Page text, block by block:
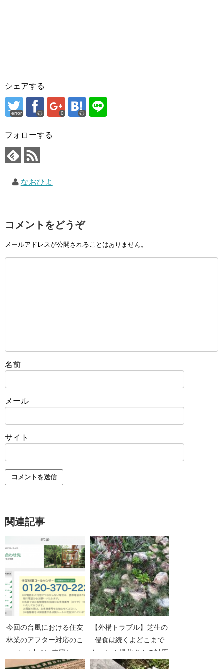
シェアする
error 0
フォローする
なおひよ
コメントをどうぞ
メールアドレスが公開されることはありません。
名前
メール
サイト
関連記事
今回の台風における住友
林業のアフター対応のこ
と（小さい内容）
【外構トラブル】芝生の
侵食は続くよどこまで
も〜(;_;) 緑化さんの対応
その２。